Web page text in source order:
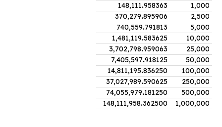
1,000
148,111.958363
2,500
370,279.895906
5,000
740,559.791813
10,000
1,481,119.583625
25,000
3,702,798.959063
50,000
7,405,597.918125
100,000
14,811,195.836250
250,000
37,027,989.590625
500,000
74,055,979.181250
1,000,000
148,111,958.362500